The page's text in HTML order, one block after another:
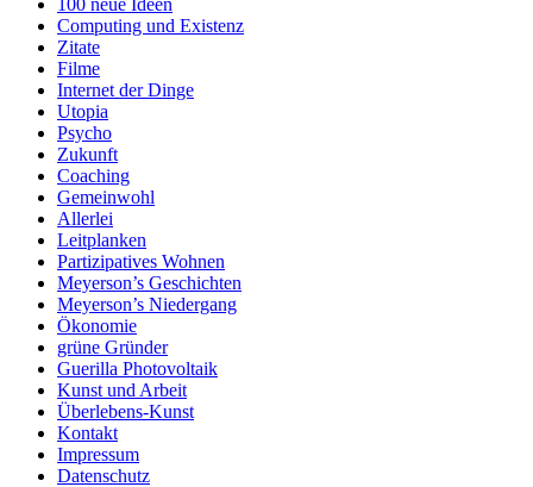
100 neue Ideen
Computing und Existenz
Zitate
Filme
Internet der Dinge
Utopia
Psycho
Zukunft
Coaching
Gemeinwohl
Allerlei
Leitplanken
Partizipatives Wohnen
Meyerson’s Geschichten
Meyerson’s Niedergang
Ökonomie
grüne Gründer
Guerilla Photovoltaik
Kunst und Arbeit
Überlebens-Kunst
Kontakt
Impressum
Datenschutz